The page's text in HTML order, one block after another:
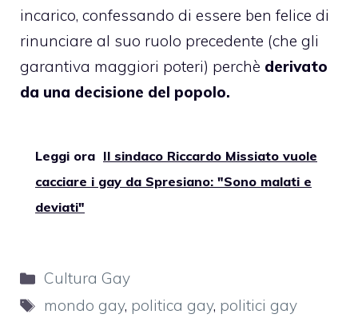
incarico, confessando di essere ben felice di
rinunciare al suo ruolo precedente (che gli
garantiva maggiori poteri) perchè derivato
da una decisione del popolo.
Leggi ora Il sindaco Riccardo Missiato vuole
cacciare i gay da Spresiano: "Sono malati e
deviati"
Categorie
Cultura Gay
Tag
mondo gay, politica gay, politici gay